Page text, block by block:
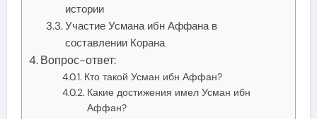
истории
Участие Усмана ибн Аффана в
составлении Корана
Вопрос-ответ:
Кто такой Усман ибн Аффан?
Какие достижения имел Усман ибн
Аффан?